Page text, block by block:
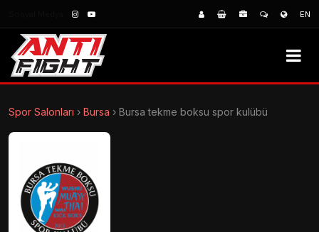
EN
Spor Salonları › Bursa › Bursa tekme boksu spor kulübü